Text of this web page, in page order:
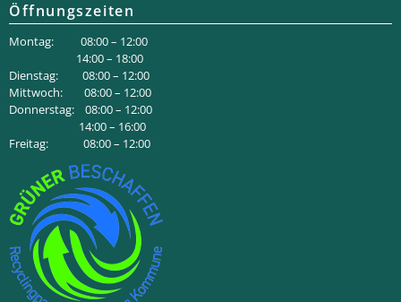
Öffnungszeiten
Montag: 08:00 – 12:00
14:00 – 18:00
Dienstag: 08:00 – 12:00
Mittwoch: 08:00 – 12:00
Donnerstag: 08:00 – 12:00
14:00 – 16:00
Freitag: 08:00 – 12:00